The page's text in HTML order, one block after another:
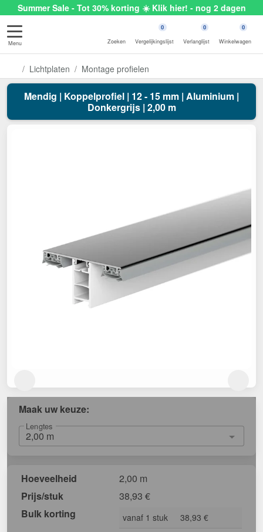
Summer Sale - Tot 30% korting ☀️ Klik hier! - nog 2 dagen
Menu Zoeken
0
Vergelijkingslijst
0
Verlanglijst
0
Winkelwagen
Lichtplaten Montage profielen
Mendig | Koppelprofiel | 12 - 15 mm | Aluminium |
Donkergrijs | 2,00 m
Maak uw keuze:
Lengtes
Hoeveelheid
2,00 m
Prijs/stuk
38,93 €
Bulk korting
vanaf 1 stuk
38,93 €